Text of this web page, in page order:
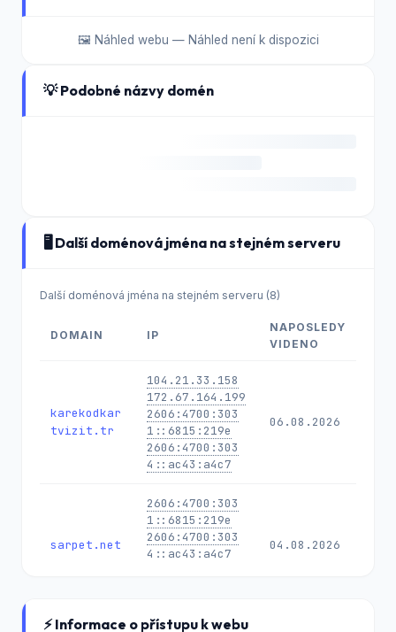
🖼️ Náhled webu — Náhled není k dispozici
💡 Podobné názvy domén
🖥️ Další doménová jména na stejném serveru
Další doménová jména na stejném serveru (8)
DOMAIN IP
NAPOSLEDY
VIDENO
karekodkar
tvizit.tr
104.21.33.158
172.67.164.199
2606:4700:303
1::6815:219e
2606:4700:303
4::ac43:a4c7
06.08.2026
sarpet.net
2606:4700:303
1::6815:219e
2606:4700:303
4::ac43:a4c7
04.08.2026
104.21.33.158
⚡ Informace o přístupu k webu